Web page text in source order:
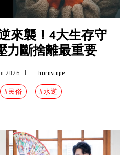
來襲！4大生存守
力斷捨離最重要
2026 horoscope
#民俗 #水逆